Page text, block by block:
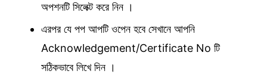
অপশনটি সিলেক্ট করে নিন ।
এরপর যে পপ আপটি ওপেন হবে সেখানে আপনি
Acknowledgement/Certificate No টি
সঠিকভাবে লিখে দিন ।